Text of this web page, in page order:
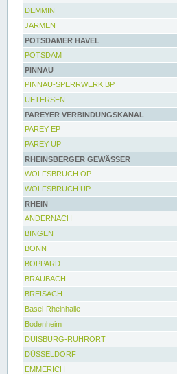
DEMMIN
JARMEN
POTSDAMER HAVEL
POTSDAM
PINNAU
PINNAU-SPERRWERK BP
UETERSEN
PAREYER VERBINDUNGSKANAL
PAREY EP
PAREY UP
RHEINSBERGER GEWÄSSER
WOLFSBRUCH OP
WOLFSBRUCH UP
RHEIN
ANDERNACH
BINGEN
BONN
BOPPARD
BRAUBACH
BREISACH
Basel-Rheinhalle
Bodenheim
DUISBURG-RUHRORT
DÜSSELDORF
EMMERICH